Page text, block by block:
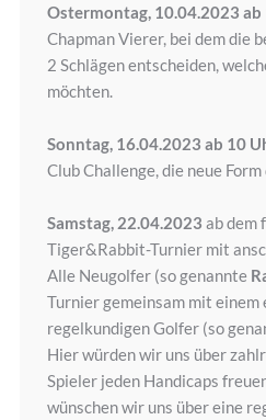
Ostermontag, 10.04.2023 ab
Chapman Vierer, bei dem die
2 Schlägen entscheiden,
möchten.
Sonntag, 16.04.2023 ab 10
Club Challenge, die neue
Samstag, 22.04.2023 ab dem
Tiger&Rabbit-Turnier mit
Alle Neugolfer (so genannte
Turnier gemeinsam mit einem
regelkundigen Golfer (so
Hier würden wir uns über
Spieler jeden Handicaps
wünschen wir uns über eine